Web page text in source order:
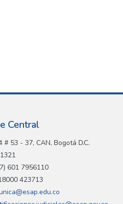
Central
# 53 - 37, CAN, Bogotá D.C.
601 7956110
423713